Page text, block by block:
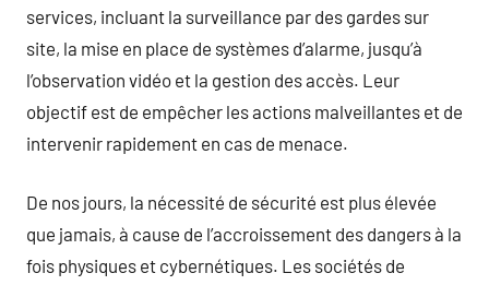
services, incluant la surveillance par des gardes sur
site, la mise en place de systèmes d’alarme, jusqu’à
l’observation vidéo et la gestion des accès. Leur
objectif est de empêcher les actions malveillantes et de
intervenir rapidement en cas de menace.
De nos jours, la nécessité de sécurité est plus élevée
que jamais, à cause de l’accroissement des dangers à la
fois physiques et cybernétiques. Les sociétés de